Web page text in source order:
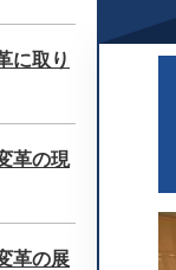
に取り
革の現
革の展